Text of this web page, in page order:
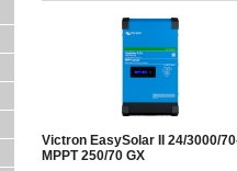
Victron EasySolar II 24/3000/
MPPT 250/70 GX